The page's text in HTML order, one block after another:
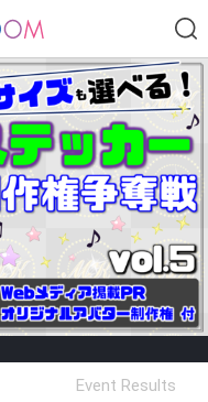
number of
positions
Rema
Event Results